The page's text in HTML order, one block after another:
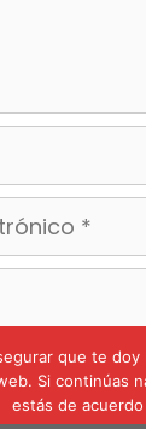
que te doy
Si continúas
estás de acuerdo